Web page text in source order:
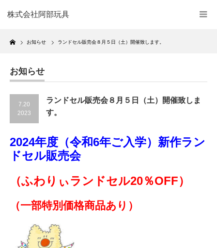
株式会社阿部玩具
Home
お知らせ ランドセル販売会８月５日（土）開催致します。
お知らせ
7.20
2023
ランドセル販売会８月５日（土）開催致しま
す。
2024年度（令和6年ご入学）新作ラン
ドセル販売会
（ふわりぃランドセル20％OFF）
（一部特別価格商品あり）